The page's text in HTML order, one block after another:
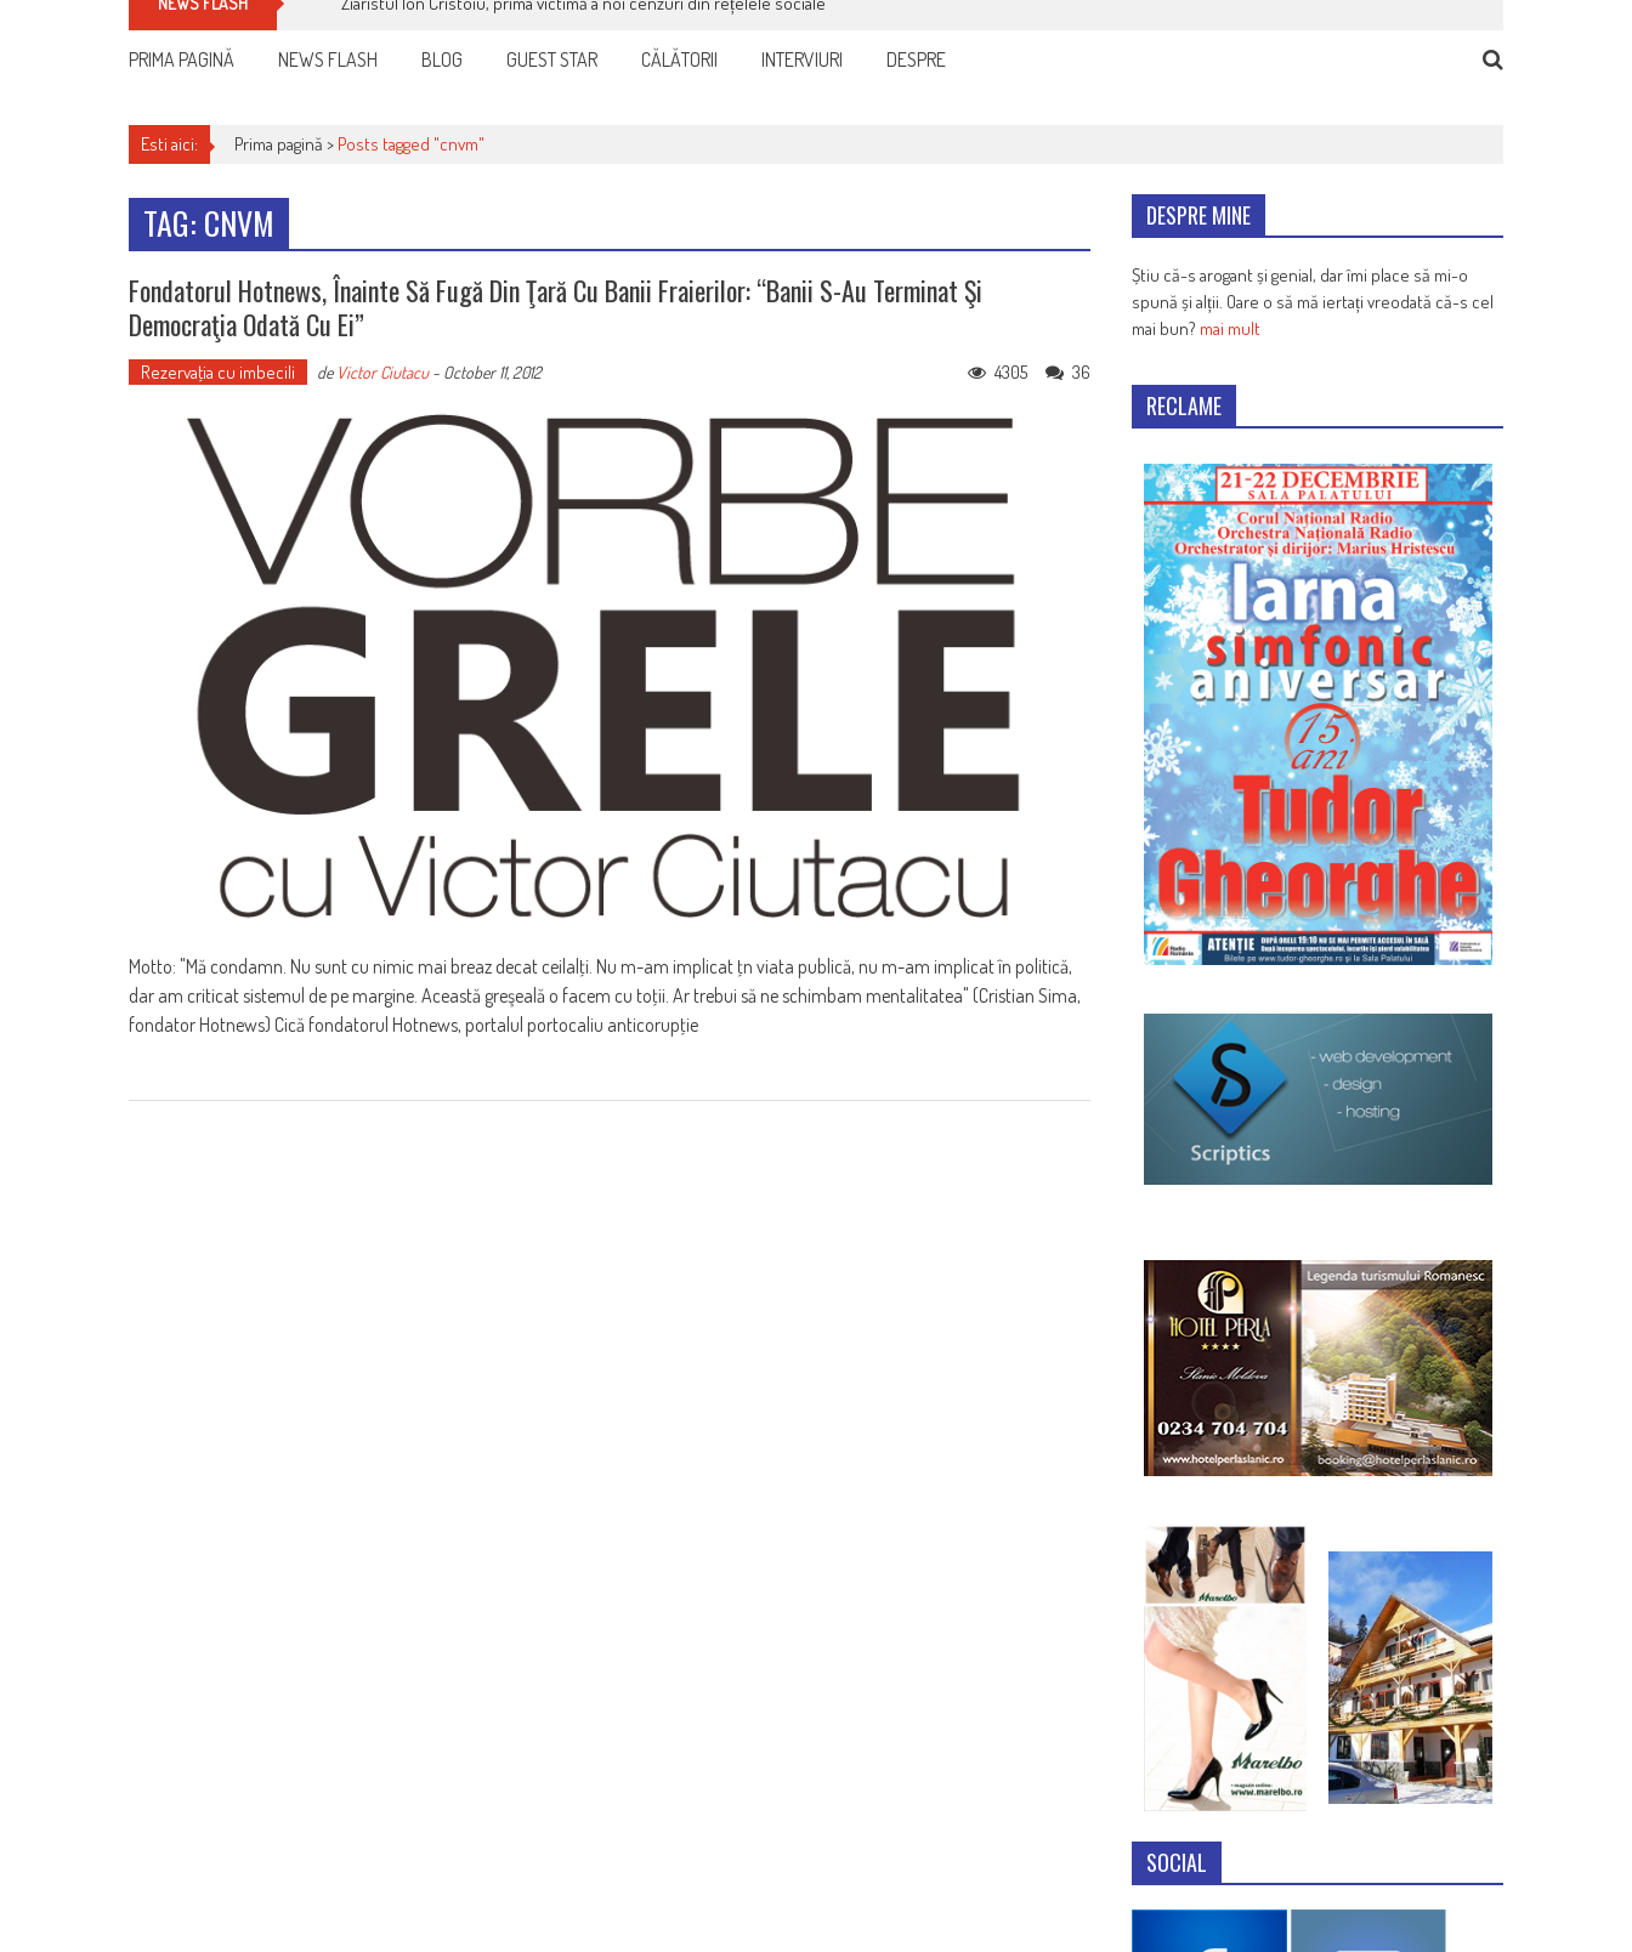
PRIMA PAGINĂ NEWS FLASH BLOG GUEST STAR CĂLĂTORII INTERVIURI DESPRE
Esti aici: Prima pagină > Posts tagged "cnvm"
TAG: CNVM
Fondatorul Hotnews, Înainte Să Fugă Din Ţară Cu Banii Fraierilor: “Banii S-Au Terminat Şi
Democraţia Odată Cu Ei”
Rezervaţia cu imbecili de Victor Ciutacu- October 11, 2012 36
4305
Motto: "Mă condamn. Nu sunt cu nimic mai breaz decat ceilalţi. Nu m-am implicat ţn viata publică, nu m-am implicat în politică,
dar am criticat sistemul de pe margine. Această greşeală o facem cu toţii. Ar trebui să ne schimbam mentalitatea" (Cristian Sima,
fondator Hotnews) Cică fondatorul Hotnews, portalul portocaliu anticorupţie
DESPRE MINE
Știu că-s arogant și genial, dar îmi place să mi-o
spună și alții. Oare o să mă iertați vreodată că-s cel
mai bun? mai mult
RECLAME
SOCIAL